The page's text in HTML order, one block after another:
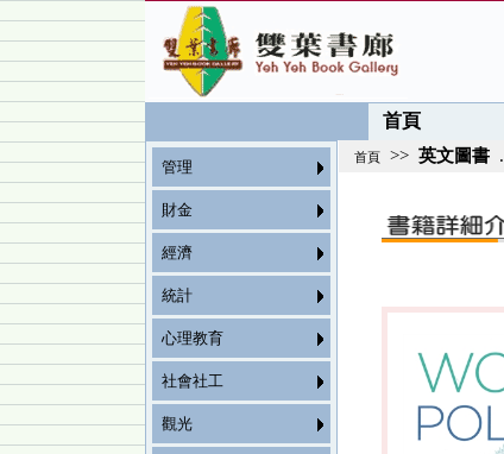
首頁
管理
財金
經濟
統計
心理教育
社會社工
觀光
首頁 >> 英文圖書 .